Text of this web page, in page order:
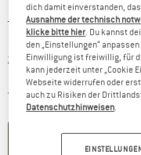
Ursprünglicher Preis :
7,95€
Preis:
6,76€ inkl. MwSt.
zzgl. Versandkosten
Artikel zur Zeit leider
dich damit einverstanden,
Ausnahme der technisch
klicke bitte hier. Du kannst
den „Einstellungen“
Einwilligung ist freiwillig, für
kann jederzeit unter „Cookie
Webseite widerrufen oder
auch zu Risiken der
Datenschutzhinweisen.